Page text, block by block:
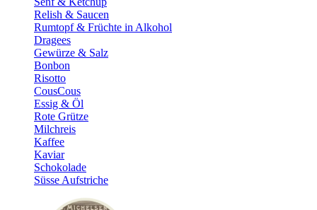
Relish & Saucen
Rumtopf & Früchte in Alkohol
Dragees
Gewürze & Salz
Bonbon
Risotto
CousCous
Essig & Öl
Rote Grütze
Milchreis
Kaffee
Kaviar
Schokolade
Süsse Aufstriche